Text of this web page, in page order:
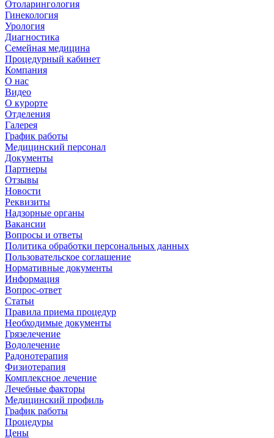
Отоларингология
Гинекология
Урология
Диагностика
Семейная медицина
Процедурный кабинет
Компания
О нас
Видео
О курорте
Отделения
Галерея
График работы
Медицинский персонал
Документы
Партнеры
Отзывы
Новости
Реквизиты
Надзорные органы
Вакансии
Вопросы и ответы
Политика обработки персональных данных
Пользовательское соглашение
Нормативные документы
Информация
Вопрос-ответ
Статьи
Правила приема процедур
Необходимые документы
Грязелечение
Водолечение
Радонотерапия
Физиотерапия
Комплексное лечение
Лечебные факторы
Медицинский профиль
График работы
Процедуры
Цены